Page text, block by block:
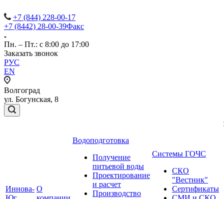
+7 (844) 228-00-17
+7 (8442) 28-00-39Факс
Пн. – Пт.: с 8:00 до 17:00
Заказать звонок
РУС
EN
Волгоград
ул. Богунская, 8
Иннова- О
Водоподготовка
Получение
питьевой воды
Проектирование
и расчет
Производство
Системы ГОЧС
СКО
"Вестник"
Сертификаты